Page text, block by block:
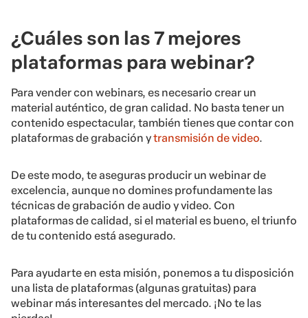
¿Cuáles son las 7 mejores
plataformas para webinar?
Para vender con webinars, es necesario crear un
material auténtico, de gran calidad. No basta tener un
contenido espectacular, también tienes que contar con
plataformas de grabación ytransmisión de video.
De este modo, te aseguras producir un webinar de
excelencia, aunque no domines profundamente las
técnicas de grabación de audio y video. Con
plataformas de calidad, si el material es bueno, el triunfo
de tu contenido está asegurado.
Para ayudarte en esta misión, ponemos a tu disposición
una lista de plataformas (algunas gratuitas) para
webinar más interesantes del mercado. ¡No te las